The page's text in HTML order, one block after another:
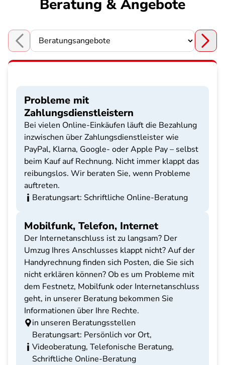
Beratung & Angebote
Choose a section
Probleme mit
Zahlungsdienstleistern
Bei vielen Online-Einkäufen läuft die Bezahlung
inzwischen über Zahlungsdienstleister wie
PayPal, Klarna, Google- oder Apple Pay – selbst
beim Kauf auf Rechnung. Nicht immer klappt das
reibungslos. Wir beraten Sie, wenn Probleme
auftreten.
Beratungsart: Schriftliche Online-Beratung
Mobilfunk, Telefon, Internet
Der Internetanschluss ist zu langsam? Der
Umzug Ihres Anschlusses klappt nicht? Auf der
Handyrechnung finden sich Posten, die Sie sich
nicht erklären können? Ob es um Probleme mit
dem Festnetz, Mobilfunk oder Internetanschluss
geht, in unserer Beratung bekommen Sie
Informationen über Ihre Rechte.
in unseren Beratungsstellen
Beratungsart: Persönlich vor Ort,
Videoberatung, Telefonische Beratung,
Schriftliche Online-Beratung